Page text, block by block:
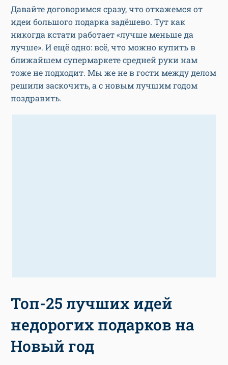
Давайте договоримся сразу, что откажемся от
идеи большого подарка задёшево. Тут как
никогда кстати работает «лучше меньше да
лучше». И ещё одно: всё, что можно купить в
ближайшем супермаркете средней руки нам
тоже не подходит. Мы же не в гости между делом
решили заскочить, а с новым лучшим годом
поздравить.
Топ-25 лучших идей
недорогих подарков на
Новый год